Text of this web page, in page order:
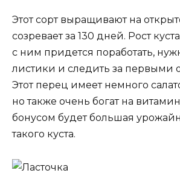
Этот сорт выращивают на
созревает за 130 дней. Рост
с ним придется поработать,
листики и следить за первыми
Этот перец имеет немного
но также очень богат на
бонусом будет большая
такого куста.